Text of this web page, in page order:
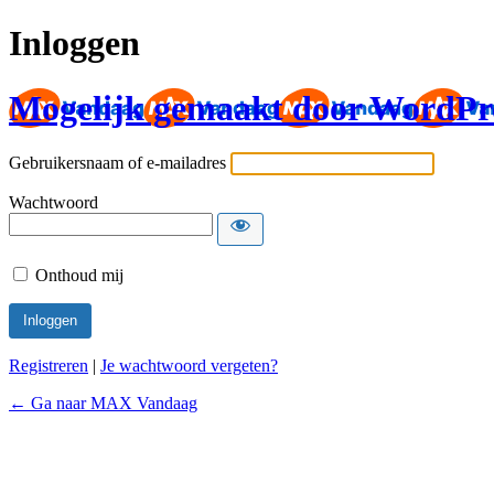
Inloggen
Mogelijk gemaakt door
Gebruikersnaam of e-mailadres
Wachtwoord
Onthoud mij
Registreren | Je wachtwoord vergeten?
← Ga naar MAX Vandaag